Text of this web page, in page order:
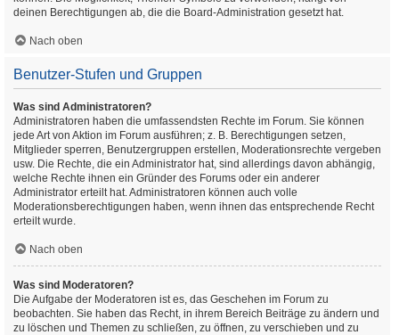
deinen Berechtigungen ab, die die Board-Administration gesetzt hat.
Nach oben
Benutzer-Stufen und Gruppen
Was sind Administratoren?
Administratoren haben die umfassendsten Rechte im Forum. Sie können
jede Art von Aktion im Forum ausführen; z. B. Berechtigungen setzen,
Mitglieder sperren, Benutzergruppen erstellen, Moderationsrechte vergeben
usw. Die Rechte, die ein Administrator hat, sind allerdings davon abhängig,
welche Rechte ihnen ein Gründer des Forums oder ein anderer
Administrator erteilt hat. Administratoren können auch volle
Moderationsberechtigungen haben, wenn ihnen das entsprechende Recht
erteilt wurde.
Nach oben
Was sind Moderatoren?
Die Aufgabe der Moderatoren ist es, das Geschehen im Forum zu
beobachten. Sie haben das Recht, in ihrem Bereich Beiträge zu ändern und
zu löschen und Themen zu schließen, zu öffnen, zu verschieben und zu